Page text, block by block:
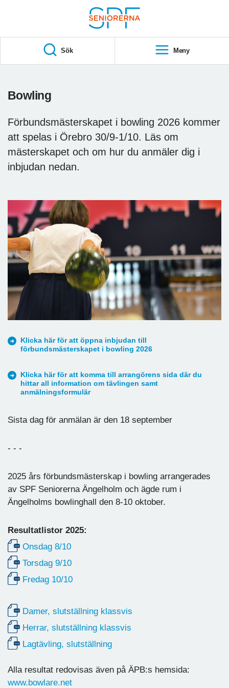
S
A
Sök Meny
Bowling
Förbundsmästerskapet i bowling 2026 kommer
att spelas i Örebro 30/9-1/10. Läs om
mästerskapet och om hur du anmäler dig i
inbjudan nedan.
Klicka här för att öppna inbjudan till
förbundsmästerskapet i bowling 2026
Klicka här för att komma till arrangörens sida där du
hittar all information om tävlingen samt
anmälningsformulär
Sista dag för anmälan är den 18 september
- - -
2025 års förbundsmästerskap i bowling arrangerades
av SPF Seniorerna Ängelholm och ägde rum i
Ängelholms bowlinghall den 8-10 oktober.
Resultatlistor 2025:
Onsdag 8/10
Torsdag 9/10
Fredag 10/10
Damer, slutställning klassvis
Herrar, slutställning klassvis
Lagtävling, slutställning
Alla resultat redovisas även på ÄPB:s hemsida:
www.bowlare.net